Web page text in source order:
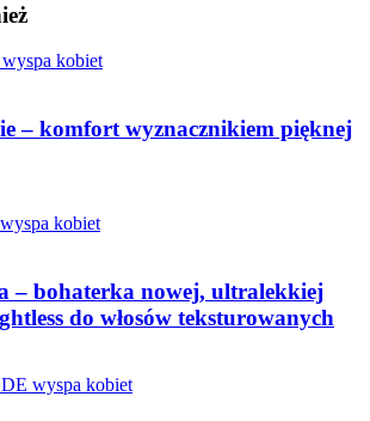
– komfort wyznacznikiem pięknej
– bohaterka nowej, ultralekkiej
do włosów teksturowanych